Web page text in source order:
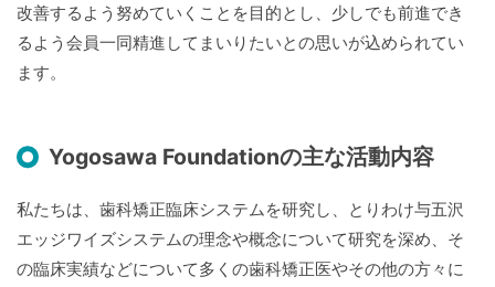
改善するよう努めていくことを目的とし、少しでも前進でき
るよう会員一同精進してまいりたいとの思いが込められてい
ます。
Yogosawa Foundationの主な活動内容
私たちは、歯科矯正臨床システムを研究し、とりわけ与五沢
エッジワイズシステムの理念や概念について研究を深め、そ
の臨床実績などについて多くの歯科矯正医やその他の方々に